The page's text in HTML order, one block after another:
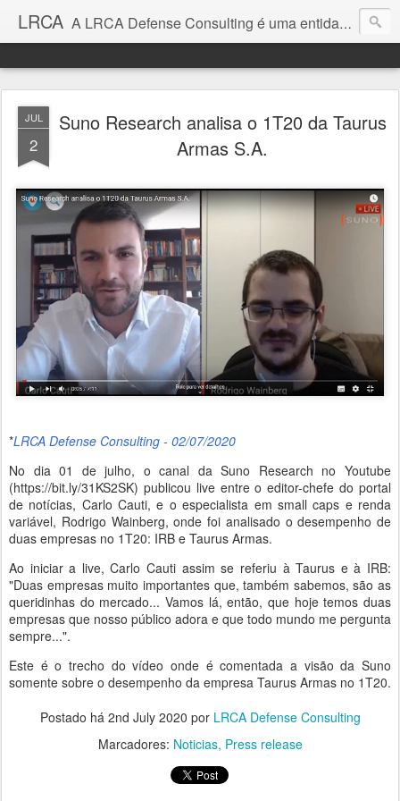
LRCA A LRCA Defense Consulting é uma entidade sem fins lucrativos que se dedica a produzir e divulgar notícias e análises sobre as Empresas de Defesa. Não somos jornalistas e nem este é um blog jornalístico.
JUL
2
Suno Research analisa o 1T20 da Taurus
Armas S.A.
*LRCA Defense Consulting - 02/07/2020
No dia 01 de julho, o canal da Suno Research no Youtube
(https://bit.ly/31KS2SK) publicou live entre o editor-chefe do portal
de notícias, Carlo Cauti, e o especialista em small caps e renda
variável, Rodrigo Wainberg, onde foi analisado o desempenho de
duas empresas no 1T20: IRB e Taurus Armas.
Ao iniciar a live, Carlo Cauti assim se referiu à Taurus e à IRB:
"Duas empresas muito importantes que, também sabemos, são as
queridinhas do mercado... Vamos lá, então, que hoje temos duas
empresas que nosso público adora e que todo mundo me pergunta
sempre...".
Este é o trecho do vídeo onde é comentada a visão da Suno
somente sobre o desempenho da empresa Taurus Armas no 1T20.
Postado há 2nd July 2020 por LRCA Defense Consulting
Marcadores: Noticias Press release